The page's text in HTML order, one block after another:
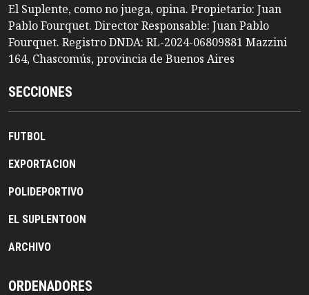
El Suplente, como no juega, opina. Propietario: Juan
Pablo Fourquet. Director Responsable: Juan Pablo
Fourquet. Registro DNDA: RL-2024-06809881 Mazzini
164, Chascomús, provincia de Buenos Aires
SECCIONES
FUTBOL
EXPORTACION
POLIDEPORTIVO
EL SUPLENTOON
ARCHIVO
ORDENADORES